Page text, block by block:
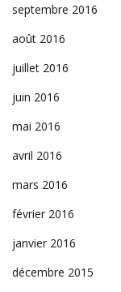
septembre 2016
août 2016
juillet 2016
juin 2016
mai 2016
avril 2016
mars 2016
février 2016
janvier 2016
décembre 2015